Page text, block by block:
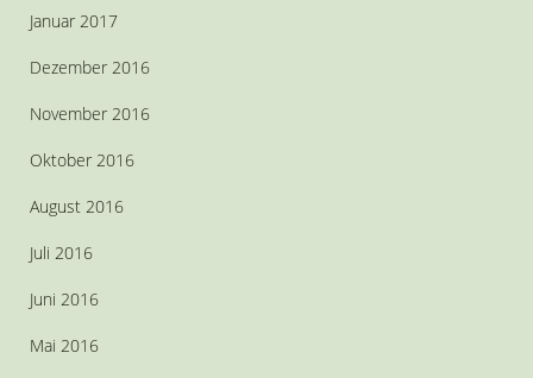
Januar 2017
Dezember 2016
November 2016
Oktober 2016
August 2016
Juli 2016
Juni 2016
Mai 2016